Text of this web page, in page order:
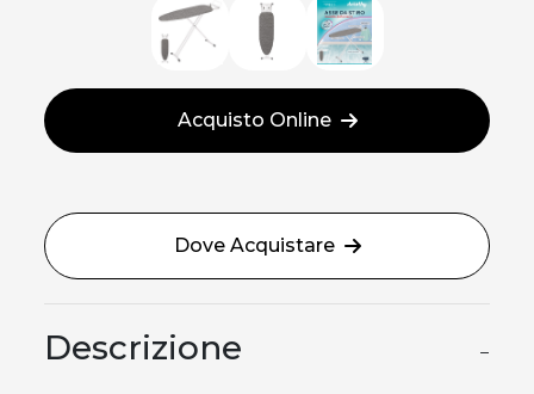
Acquisto Online
Dove Acquistare
Descrizione −